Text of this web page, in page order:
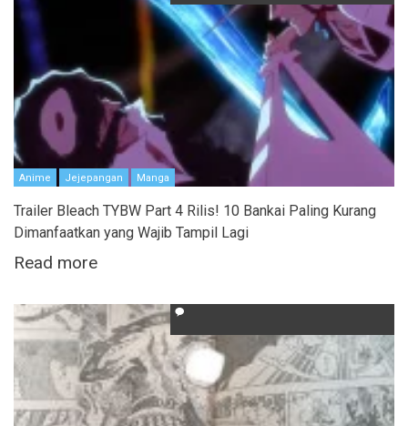
Anime Jejepangan Manga
Trailer Bleach TYBW Part 4 Rilis! 10 Bankai Paling Kurang
Dimanfaatkan yang Wajib Tampil Lagi
Read more